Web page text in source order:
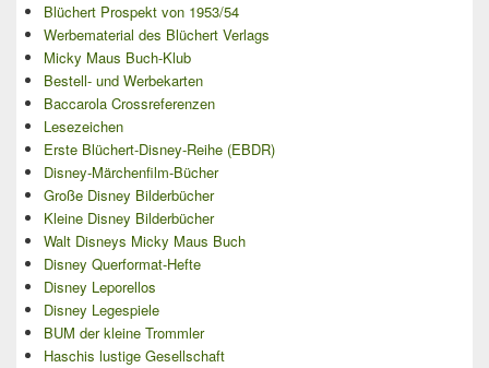
Blüchert Prospekt von 1953/54
Werbematerial des Blüchert Verlags
Micky Maus Buch-Klub
Bestell- und Werbekarten
Baccarola Crossreferenzen
Lesezeichen
Erste Blüchert-Disney-Reihe (EBDR)
Disney-Märchenfilm-Bücher
Große Disney Bilderbücher
Kleine Disney Bilderbücher
Walt Disneys Micky Maus Buch
Disney Querformat-Hefte
Disney Leporellos
Disney Legespiele
BUM der kleine Trommler
Haschis lustige Gesellschaft